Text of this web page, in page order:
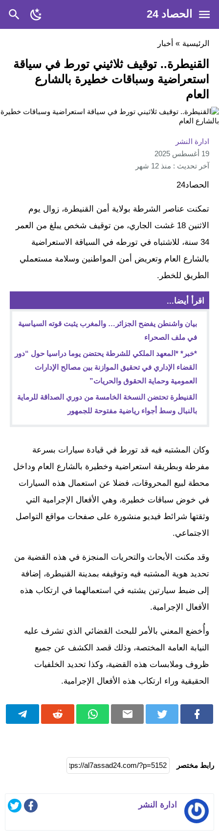
الحصاد 24
الرئيسية » أخبار
القنيطرة.. توقيف ثلاثيني تورط في سياقة
استعراضية وسباقات خطيرة بالشارع
العام
ادارة النشر
19 أغسطس 2025
آخر تحديث : منذ 12 شهر
الحصاد24
تمكنت عناصر الشرطة بولاية أمن القنيطرة، زوال يوم
الاثنين 18 غشت الجاري، من توقيف شخص يبلغ من العمر
34 سنة، للاشتباه في تورطه في السياقة الاستعراضية
بالشارع العام وتعريض أمن المواطنين وسلامة مستعملي
الطريق للخطر.
اقرأ أيضا...
بيان واشنطن يفضح الجزائر… والمغرب يثبت قوته السياسية
في ملف الصحراء
*خبر* *المعهد الملكي للشرطة يحتضن يوما دراسيا حول “دور
القضاء الإداري في تحقيق الموازنة بين مصالح الإدارات
العمومية وحماية الحقوق والحريات”
القنيطرة تحتضن النسخة الخامسة من دوري الصداقة للرماية
بالنبال وسط أجواء رياضية مفتوحة للجمهور
وكان المشتبه فيه قد تورط في قيادة سيارات بسرعة
مفرطة وبطريقة استعراضية وخطيرة بالشارع العام وداخل
محطة لبيع المحروقات، فضلا عن استعمال هذه السيارات
في خوض سباقات خطيرة، وهي الأفعال الإجرامية التي
وثقتها شرائط فيديو منشورة على صفحات مواقع التواصل
الاجتماعي.
وقد مكنت الأبحاث والتحريات المنجزة في هذه القضية من
تحديد هوية المشتبه فيه وتوقيفه بمدينة القنيطرة، إضافة
إلى ضبط سيارتين يشتبه في استعمالهما في ارتكاب هذه
الأفعال الإجرامية.
وأُخضع المعني بالأمر للبحث القضائي الذي تشرف عليه
النيابة العامة المختصة، وذلك قصد الكشف عن جميع
ظروف وملابسات هذه القضية، وكذا تحديد الخلفيات
الحقيقية وراء ارتكاب هذه الأفعال الإجرامية.
رابط مختصر
ادارة النشر